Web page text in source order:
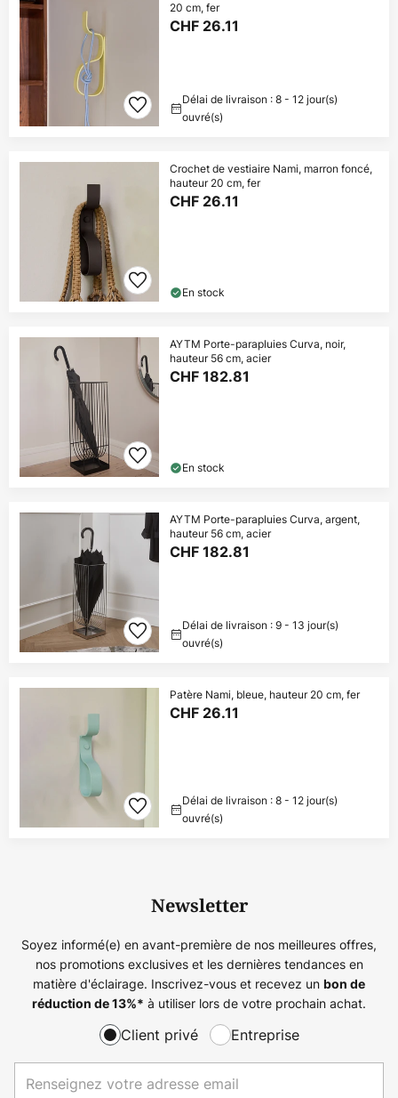
20 cm, fer
CHF 26.11
Délai de livraison : 8 - 12 jour(s)
ouvré(s)
Crochet de vestiaire Nami, marron foncé,
hauteur 20 cm, fer
CHF 26.11
En stock
AYTM Porte-parapluies Curva, noir,
hauteur 56 cm, acier
CHF 182.81
En stock
AYTM Porte-parapluies Curva, argent,
hauteur 56 cm, acier
CHF 182.81
Délai de livraison : 9 - 13 jour(s)
ouvré(s)
Patère Nami, bleue, hauteur 20 cm, fer
CHF 26.11
Délai de livraison : 8 - 12 jour(s)
ouvré(s)
Newsletter
Soyez informé(e) en avant-première de nos meilleures offres,
nos promotions exclusives et les dernières tendances en
matière d'éclairage. Inscrivez-vous et recevez un bon de
réduction de13%* à utiliser lors de votre prochain achat.
Client privé Entreprise